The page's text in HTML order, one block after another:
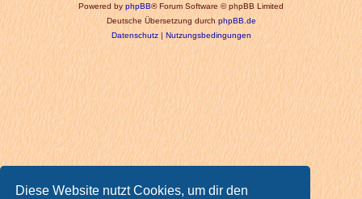
Diese Website nutzt Cookies, um dir den
Powered byphpBB® Forum Software © phpBB Limited
Deutsche Übersetzung durchphpBB.de
Datenschutz|Nutzungsbedingungen